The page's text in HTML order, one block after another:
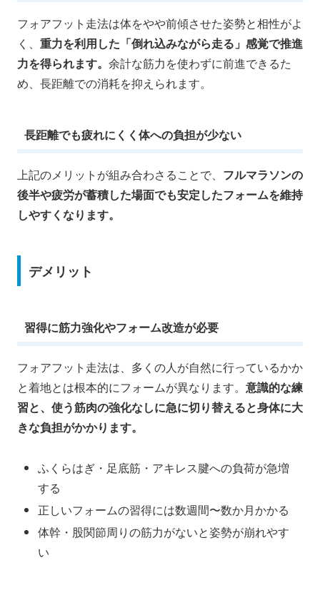
フォアフット走法は体をやや前傾させた姿勢と相性がよ
く、 重力を利用した「倒れ込みながら走る」感覚で推進
力を得られます。 余計な筋力を使わずに前進できるた
め、長距離での消耗を抑えられます。
長距離でも疲れにくく体への負担が少ない
上記のメリットが組み合わさることで、 フルマラソンの
後半や疲労が蓄積した場面でも安定したフォームを維持
しやすくなります。
デメリット
習得に筋力強化やフォーム改造が必要
フォアフット走法は、多くの人が自然に行っているかか
と着地とは根本的にフォームが異なります。 意識的な練
習と、使う筋肉の強化なしに急に切り替えると身体に大
きな負担がかかります。
ふくらはぎ・足底筋・アキレス腱への負荷が急増
する
正しいフォームの習得には数週間〜数か月かかる
体幹・股関節周りの筋力がないと姿勢が崩れやす
い